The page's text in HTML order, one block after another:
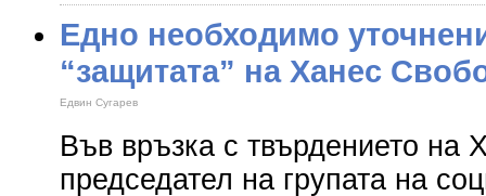
Едно необходимо
“защитата” на Ханес
Едвин Сугарев
Във връзка с твърдението на
председател на групата на